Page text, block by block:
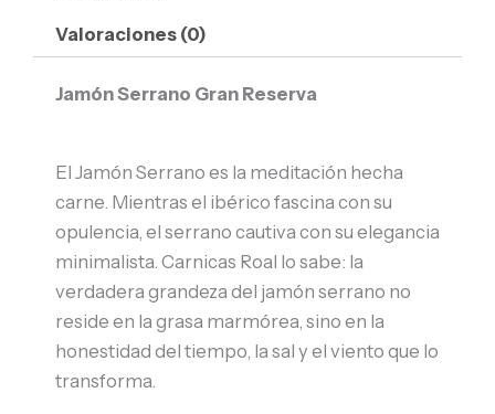
Valoraciones (0)
Jamón Serrano Gran Reserva
El Jamón Serrano es la meditación hecha
carne. Mientras el ibérico fascina con su
opulencia, el serrano cautiva con su elegancia
minimalista. Carnicas Roal lo sabe: la
verdadera grandeza del jamón serrano no
reside en la grasa marmórea, sino en la
honestidad del tiempo, la sal y el viento que lo
transforma.